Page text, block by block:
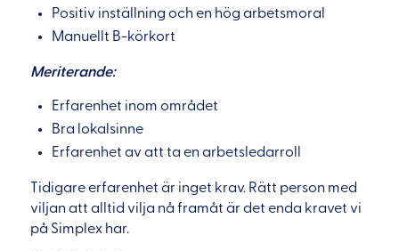
Positiv inställning och en hög arbetsmoral
Manuellt B-körkort
Meriterande:
Erfarenhet inom området
Bra lokalsinne
Erfarenhet av att ta en arbetsledarroll
Tidigare erfarenhet är inget krav. Rätt person med
viljan att alltid vilja nå framåt är det enda kravet vi
på Simplex har.